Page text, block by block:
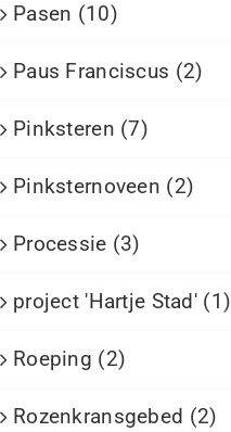
Pasen (10)
Paus Franciscus (2)
Pinksteren (7)
Pinksternoveen (2)
Processie (3)
project 'Hartje Stad' (1)
Roeping (2)
Rozenkransgebed (2)